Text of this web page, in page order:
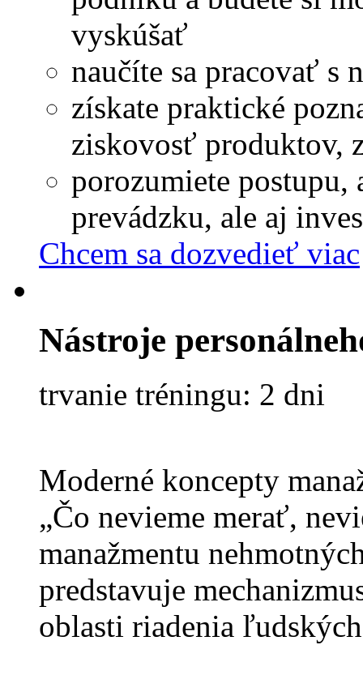
vyskúšať
naučíte sa pracovať s
získate praktické
ziskovosť produktov,
porozumiete postupu,
prevádzku, ale aj
Chcem sa dozvedieť viac
Nástroje
trvanie tréningu: 2 dni
Moderné koncepty
„Čo nevieme merať,
manažmentu
predstavuje
oblasti riadenia